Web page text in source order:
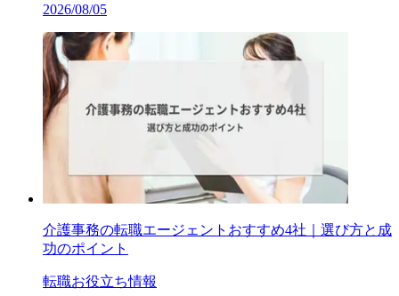
2026/08/05
介護事務の転職エージェントおすすめ4社｜選び方と成
功のポイント
転職お役立ち情報